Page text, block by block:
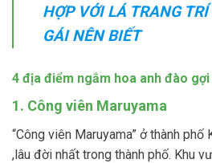
HỢP VỚI LÁ TRANG
GÁI NÊN BIẾT
4 địa điểm ngắm hoa anh đào
1. Công viên Maruyama
“Công viên Maruyama” ở thành
,lâu đời nhất trong thành phố. Khu